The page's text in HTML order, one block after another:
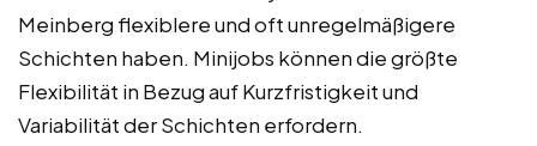
Meinberg flexiblere und oft unregelmäßigere
Schichten haben. Minijobs können die größte
Flexibilität in Bezug auf Kurzfristigkeit und
Variabilität der Schichten erfordern.